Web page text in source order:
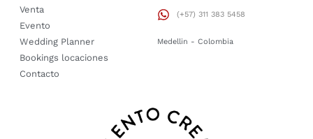
Venta
Evento
Wedding Planner
Bookings locaciones
Contacto
(+57) 311 383 5458
Medellin - Colombia